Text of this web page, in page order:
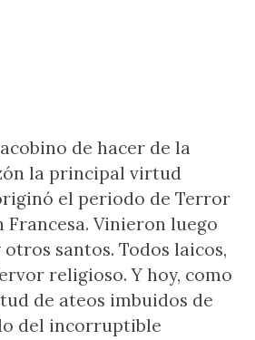
de hacer de la
la principal virtud
el periodo de Terror
Francesa. Vinieron luego
santos. Todos laicos,
religioso. Y hoy, como
de ateos imbuidos de
del incorruptible